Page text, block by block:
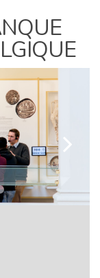
l